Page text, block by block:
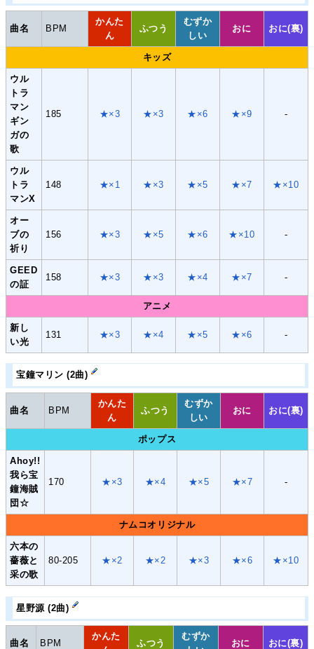
曲名 BPM
かんた
ん
ふつう
むずか
しい
おに おに(裏)
キッズ
ウル
トラ
マン
ギン
ガの
歌
185 ★×3 ★×3 ★×6 ★×9 -
ウル
トラ
マンX
148 ★×1 ★×3 ★×5 ★×7 ★×10
オー
ブの
祈り
156 ★×3 ★×5 ★×6 ★×10 -
GEED
の証
158 ★×3 ★×3 ★×4 ★×7 -
アニメ
新し
い光
131 ★×3 ★×4 ★×5 ★×6 -
宝鐘マリン (2曲)
曲名 BPM
かんた
ん
ふつう
むずか
しい
おに おに(裏)
ポップス
Ahoy!!
我ら宝
鐘海賊
団☆
170 ★×3 ★×4 ★×5 ★×7 -
ナムコオリジナル
六本の
薔薇と
采の歌
80-205 ★×2 ★×2 ★×3 ★×6 ★×10
星野源 (2曲)
曲名 BPM
かんた
ふつう
むずか
おに おに(裏)